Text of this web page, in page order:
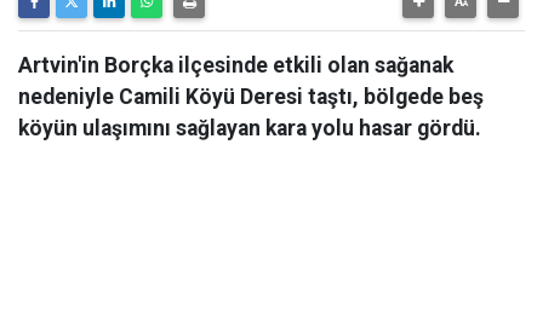
Artvin'in Borçka ilçesinde etkili olan sağanak
nedeniyle Camili Köyü Deresi taştı, bölgede beş
köyün ulaşımını sağlayan kara yolu hasar gördü.